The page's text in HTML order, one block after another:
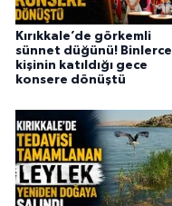
Kırıkkale’de görkemli
sünnet düğünü! Binlerce
kişinin katıldığı gece
konsere dönüştü